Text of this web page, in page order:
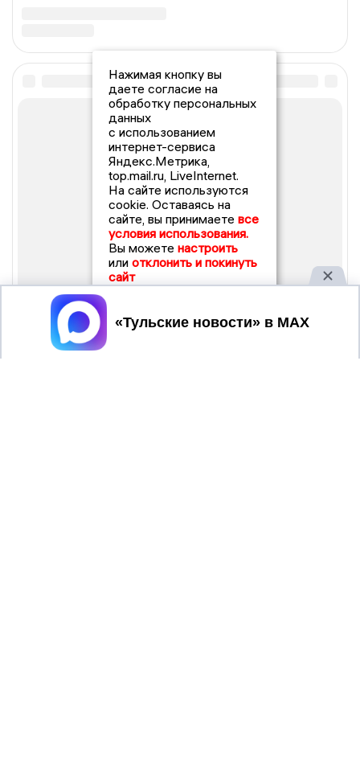
Нажимая кнопку вы
даете согласие на
обработку персональных
данных
с использованием
интернет-сервиса
Яндекс.Метрика,
top.mail.ru, LiveInternet.
На сайте используются
cookie. Оставаясь на
сайте, вы принимаете все
условия использования.
Вы можете настроить
или отклонить и покинуть
сайт
Принять